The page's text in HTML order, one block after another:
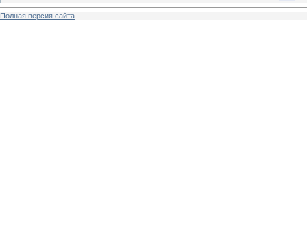
Полная версия сайта